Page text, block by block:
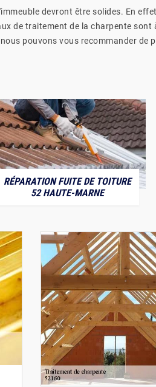
devront être solides. En
de traitement de la charpente
pouvons vous recommander
RÉPARATION FUITE DE TOITURE
52 HAUTE-MARNE